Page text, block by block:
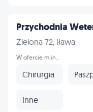
Przychodnia
Zielona 72, Iława
W ofercie m.in.:
Chirurgia
Inne